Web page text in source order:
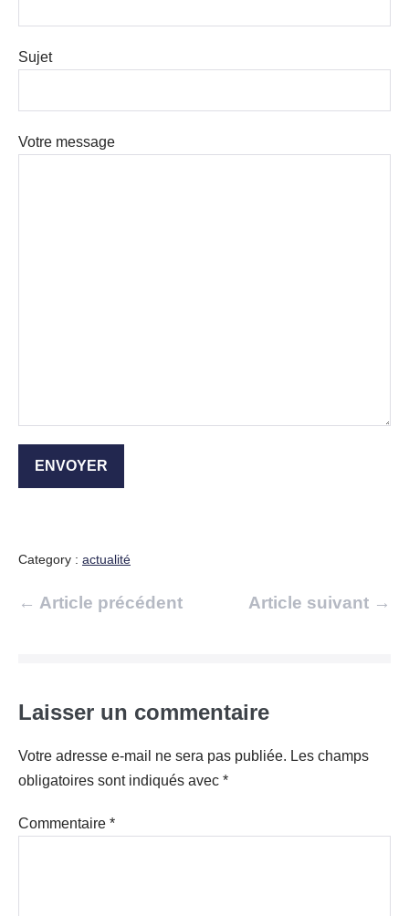
Sujet
Votre message
Category : actualité
Navigation
← Article précédent Article suivant →
Laisser un commentaire
Votre adresse e-mail ne sera pas publiée. Les champs
obligatoires sont indiqués avec *
Commentaire *